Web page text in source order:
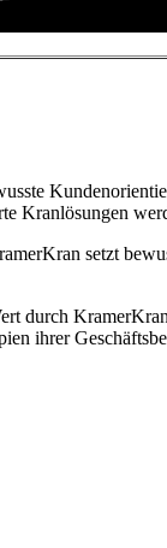
Kranlösungen
setzt
durch
ihrer